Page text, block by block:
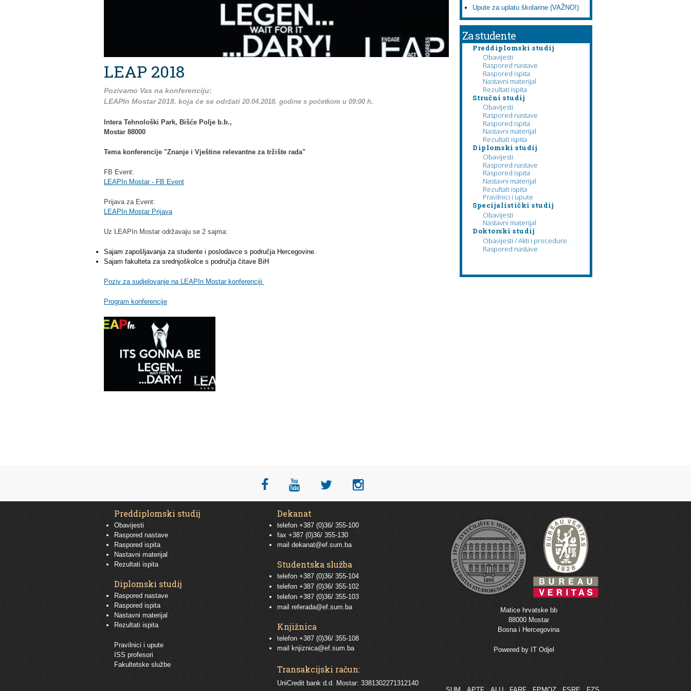
LEAP 2018
Pozivamo Vas na konferenciju:
LEAPIn Mostar 2018. koja će se održati 20.04.2018. godine s početkom u 09:00 h.
Intera Tehnološki Park, Bišće Polje b.b.,
Mostar 88000
Tema konferencije "Znanje i Vještine relevantne za tržište rada"
FB Event:
LEAPIn Mostar - FB Event
Prijava za Event:
LEAPIn Mostar Prijava
Uz LEAPIn Mostar održavaju se 2 sajma:
Sajam zapošljavanja za studente i poslodavce s područja Hercegovine.
Sajam fakulteta za srednjoškolce s područja čitave BiH
Poziv za sudjelovanje na LEAPIn Mostar konferenciji
Program konferencije
Upute za uplatu školarine (VAŽNO!)
Za studente
Preddiplomski studij
Obavijesti
Raspored nastave
Raspored ispita
Nastavni materijal
Rezultati ispita
Stručni studij
Obavijesti
Raspored nastave
Raspored ispita
Nastavni materijal
Rezultati ispita
Diplomski studij
Obavijesti
Raspored nastave
Raspored ispita
Nastavni materijal
Rezultati ispita
Pravilnici i upute
Specijalistički studij
Obavijesti
Nastavni materijal
Doktorski studij
Obavijesti / Akti i procedure
Raspored nastave
Preddiplomski studij
Obavijesti
Raspored nastave
Raspored ispita
Nastavni materijal
Rezultati ispita
Diplomski studij
Raspored nastave
Raspored ispita
Nastavni materijal
Rezultati ispita
Pravilnici i upute
ISS profesori
Fakultetske službe
Dekanat
telefon +387 (0)36/ 355-100
fax +387 (0)36/ 355-130
mail dekanat@ef.sum.ba
Studentska služba
telefon +387 (0)36/ 355-104
telefon +387 (0)36/ 355-102
telefon +387 (0)36/ 355-103
mail referada@ef.sum.ba
Knjižnica
telefon +387 (0)36/ 355-108
mail
knjiznica@ef.sum.ba
Transakcijski račun:
UniCredit bank d.d. Mostar: 3381302271312140
Matice hrvatske bb
88000 Mostar
Bosna i Hercegovina
Powered by IT Odjel